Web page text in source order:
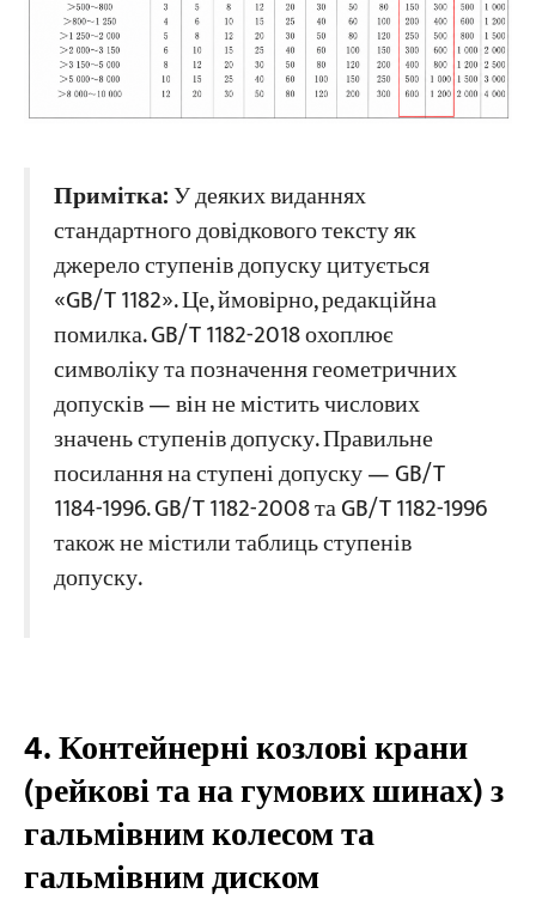
Примітка:У деяких виданнях
стандартного довідкового тексту як
джерело ступенів допуску цитується
«GB/T 1182». Це, ймовірно, редакційна
помилка. GB/T 1182-2018 охоплює
символіку та позначення геометричних
допусків — він не містить числових
значень ступенів допуску. Правильне
посилання на ступені допуску — GB/T
1184-1996. GB/T 1182-2008 та GB/T 1182-1996
також не містили таблиць ступенів
допуску.
4. Контейнерні козлові крани
(рейкові та на гумових шинах) з
гальмівним колесом та
гальмівним диском